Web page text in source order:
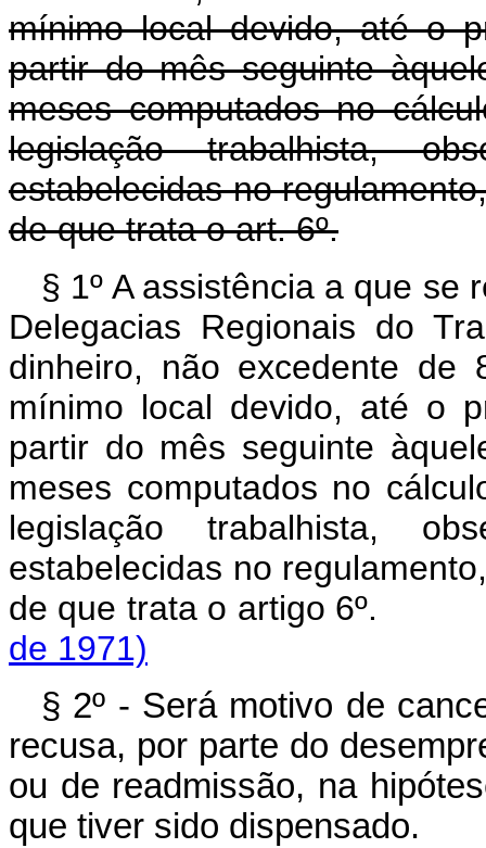
mínimo local devido, até o
partir do mês seguinte
meses computados no
legislação trabalhista,
estabelecidas no
de que trata o art. 6º.
§ 1º A assistência a que se
Delegacias Regionais do
dinheiro, não excedente de
mínimo local devido, até o
partir do mês seguinte
meses computados no
legislação trabalhista,
estabelecidas no
de que trata o artigo
de 1971)
§ 2º - Será motivo de
recusa, por parte do
ou de readmissão, na
que tiver sido dispensado.